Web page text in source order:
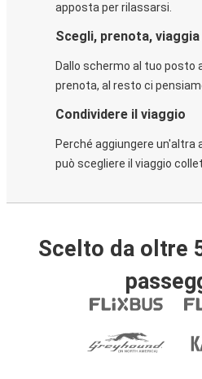
apposta per rilassarsi.
Scegli, prenota, viaggia
Dallo schermo al tuo posto
prenota, al resto ci
Condividere il viaggio
Perché aggiungere un'altra
può scegliere il viaggio
Scelto da oltre